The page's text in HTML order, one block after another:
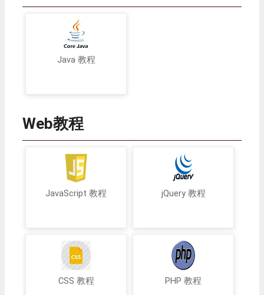
Java 教程
Web教程
JavaScript 教程 jQuery 教程
CSS 教程 PHP 教程